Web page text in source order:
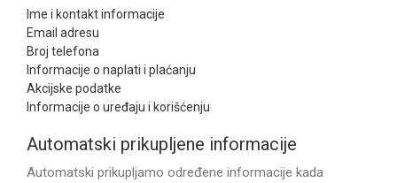
Ime i kontakt informacije
Email adresu
Broj telefona
Informacije o naplati i plaćanju
Akcijske podatke
Informacije o uređaju i korišćenju
Automatski prikupljene informacije
Automatski prikupljamo određene informacije kada